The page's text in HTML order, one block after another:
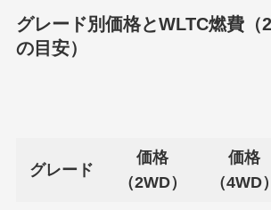
グレード別価格とWLTC燃費（
の目安）
グレード
価格
（2WD）
価格
（4WD）